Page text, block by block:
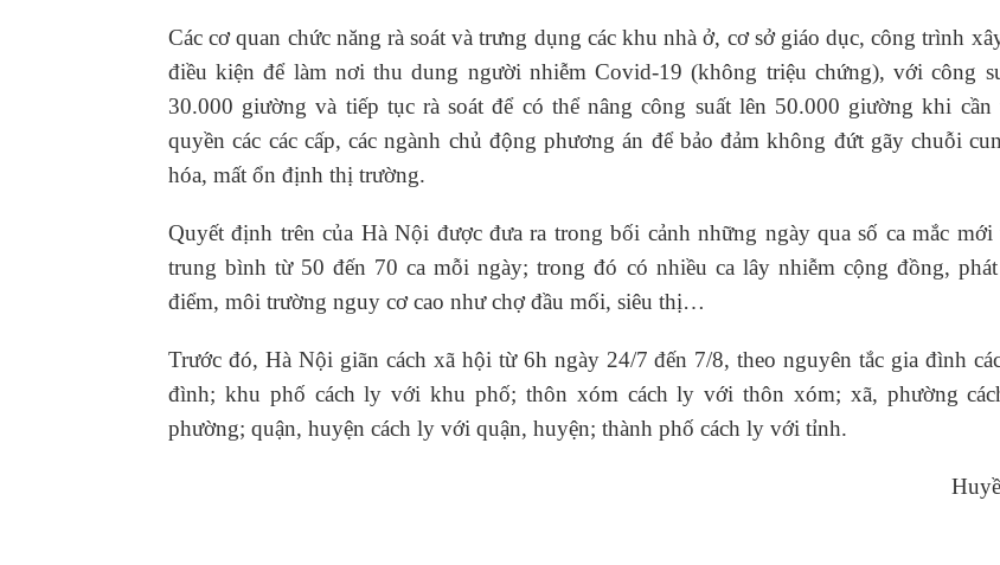
Các cơ quan chức năng rà soát và trưng dụng các khu nhà ở, cơ sở giáo dục, công trình
điều kiện để làm nơi thu dung người nhiễm Covid-19 (không triệu chứng), với công
30.000 giường và tiếp tục rà soát để có thể nâng công suất lên 50.000 giường khi cần
quyền các các cấp, các ngành chủ động phương án để bảo đảm không đứt gãy chuỗi
hóa, mất ổn định thị trường.
Quyết định trên của Hà Nội được đưa ra trong bối cảnh những ngày qua số ca mắc mới
trung bình từ 50 đến 70 ca mỗi ngày; trong đó có nhiều ca lây nhiễm cộng đồng,
điểm, môi trường nguy cơ cao như chợ đầu mối, siêu thị…
Trước đó, Hà Nội giãn cách xã hội từ 6h ngày 24/7 đến 7/8, theo nguyên tắc gia đình
đình; khu phố cách ly với khu phố; thôn xóm cách ly với thôn xóm; xã, phường
phường; quận, huyện cách ly với quận, huyện; thành phố cách ly với tỉnh.